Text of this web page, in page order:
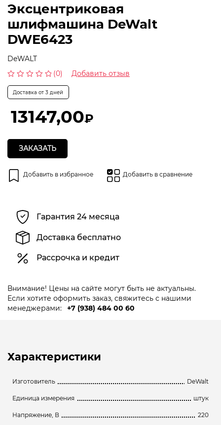
Эксцентриковая
шлифмашина DeWalt
DWE6423
DeWALT
из
(0) Добавить отзыв
Доставка от 3 дней
13147,00₽
ЗАКАЗАТЬ
Добавить в избранное Добавить в сравнение
Гарантия 24 месяца
Доставка бесплатно
Рассрочка и кредит
Внимание! Цены на сайте могут быть не актуальны.
Если хотите оформить заказ, свяжитесь с нашими
менеджерами:
+7 (938) 484 00 60
Характеристики
Изготовитель DeWalt
Единица измерения штук
Напряжение, В 220